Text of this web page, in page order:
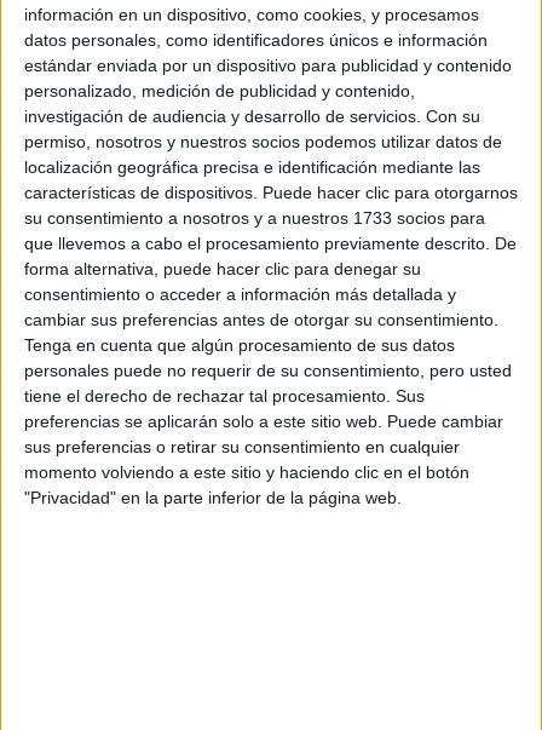
información en un dispositivo, como cookies, y procesamos
datos personales, como identificadores únicos e información
estándar enviada por un dispositivo para publicidad y contenido
personalizado, medición de publicidad y contenido,
investigación de audiencia y desarrollo de servicios. Con su
permiso, nosotros y nuestros socios podemos utilizar datos de
localización geográfica precisa e identificación mediante las
características de dispositivos. Puede hacer clic para otorgarnos
su consentimiento a nosotros y a nuestros 1733 socios para
que llevemos a cabo el procesamiento previamente descrito. De
forma alternativa, puede hacer clic para denegar su
consentimiento o acceder a información más detallada y
cambiar sus preferencias antes de otorgar su consentimiento.
Tenga en cuenta que algún procesamiento de sus datos
personales puede no requerir de su consentimiento, pero usted
tiene el derecho de rechazar tal procesamiento. Sus
preferencias se aplicarán solo a este sitio web. Puede cambiar
sus preferencias o retirar su consentimiento en cualquier
momento volviendo a este sitio y haciendo clic en el botón
"Privacidad" en la parte inferior de la página web.
GALERÍA DE IMÁGENES
Accedé a los beneficios para suscriptores
Contenidos exclusivos
Sorteos
Descuentos en publicaciones
Participación en los eventos organizados por
Editorial Perfil.